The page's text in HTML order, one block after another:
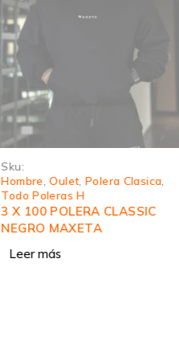
Sku:
Hombre ,Oulet,Polera Clasica
Todo Poleras H
3 X 100 POLERA CLASSIC
NEGRO MAXETA
Leer más